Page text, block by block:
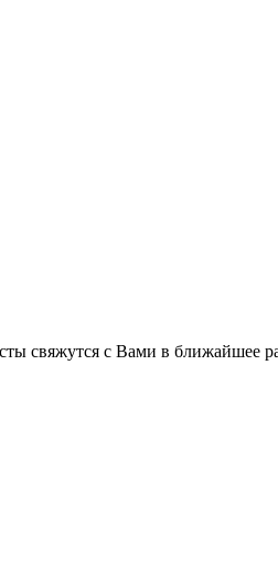
свяжутся с Вами в ближайшее